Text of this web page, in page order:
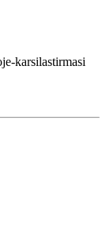
karsilastirmasi